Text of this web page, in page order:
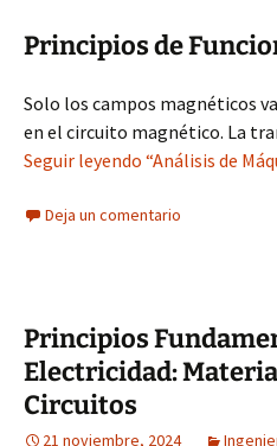
Principios de
Solo los campos magnéticos
en el circuito magnético. La
Seguir leyendo “Análisis de
Deja un comentario
Principios
Electricidad:
Circuitos
21 noviembre, 2024